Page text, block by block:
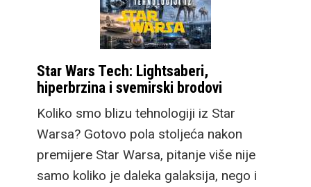
Star Wars Tech: Lightsaberi,
hiperbrzina i svemirski brodovi
Koliko smo blizu tehnologiji iz Star
Warsa? Gotovo pola stoljeća nakon
premijere Star Warsa, pitanje više nije
samo koliko je daleka galaksija, nego i